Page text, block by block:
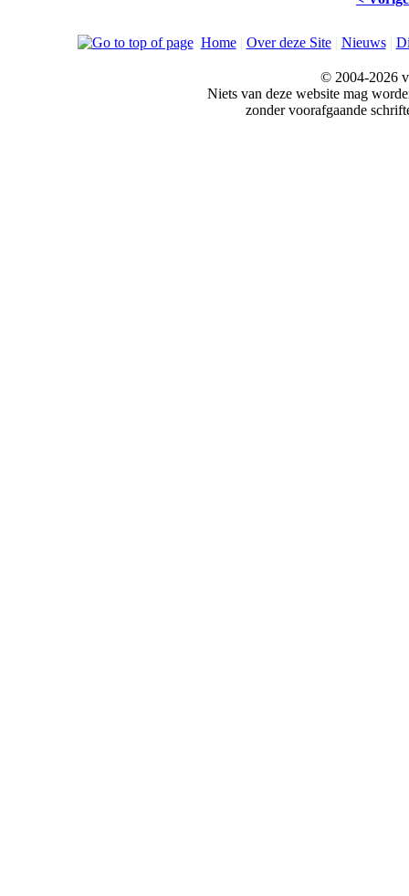
Home| Over deze Site| Nieuws|
© 2004-2026
Niets van deze website mag
zonder voorafgaande